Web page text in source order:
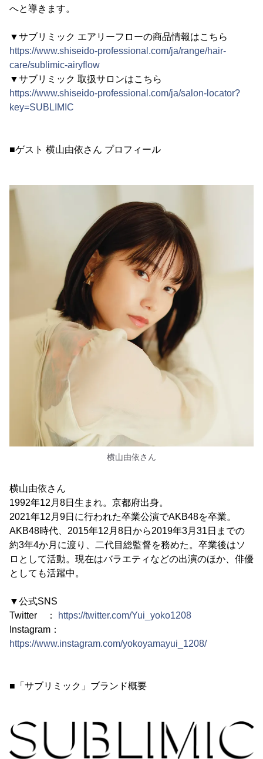
へと導きます。
▼サブリミック エアリーフローの商品情報はこちら
https://www.shiseido-professional.com/ja/range/hair-
care/sublimic-airyflow
▼サブリミック 取扱サロンはこちら
https://www.shiseido-professional.com/ja/salon-locator?
key=SUBLIMIC
■ゲスト 横山由依さん プロフィール
横山由依さん
横山由依さん
1992年12月8日生まれ。京都府出身。
2021年12月9日に行われた卒業公演でAKB48を卒業。
AKB48時代、2015年12月8日から2019年3月31日までの
約3年4か月に渡り、二代目総監督を務めた。卒業後はソ
ロとして活動。現在はバラエティなどの出演のほか、俳優
としても活躍中。
▼公式SNS
Twitter ：
https://twitter.com/Yui_yoko1208
Instagram：
https://www.instagram.com/yokoyamayui_1208/
■「サブリミック」ブランド概要